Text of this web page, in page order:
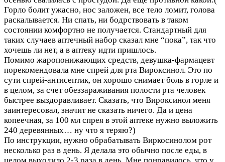
Горло болит ужасно, нос заложен, все тело ломит, голова
раскалывается. Ни спать, ни бодрствовать в таком
состоянии комфортно не получается. Стандартный для
таких случаев аптечный набор сказал мне “пока”, так что
хочешь ли нет, а в аптеку идти пришлось.
Помимо жаропонижающих средств, девушка-фармацевт
порекомендовала мне спрей для рта Вироксинол. Это по
сути спрей-антисептик, он хорошо снимает боль в горле и
в целом, за счет обеззараживания полости рта человек
быстрее выздоравливает. Сказать, что Вироксинол меня
заинтересовал, значит не сказать ничего. Да и цена
копеечная, за 100 мл спрея в этой аптеке нужно выложить
240 деревянных… ну что я теряю?)
По инструкции, нужно обрабатывать Виркосинолом рот
несколько раз в день. Я делала это обычно после еды, в
целом выходило 2-3 раза в день. Мне понравилось, что у